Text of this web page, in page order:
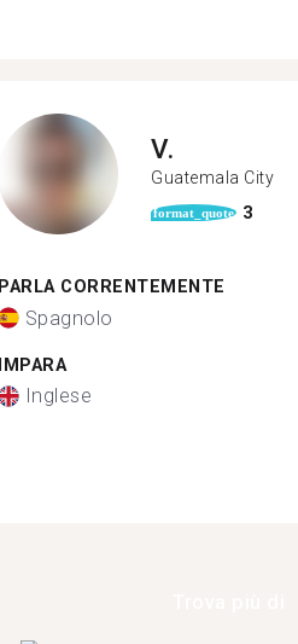
V.
Guatemala City
format_quote 3
PARLA CORRENTEMENTE
Spagnolo
IMPARA
Inglese